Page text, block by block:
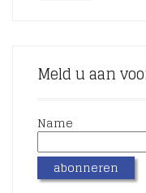
Meld u aan
Name